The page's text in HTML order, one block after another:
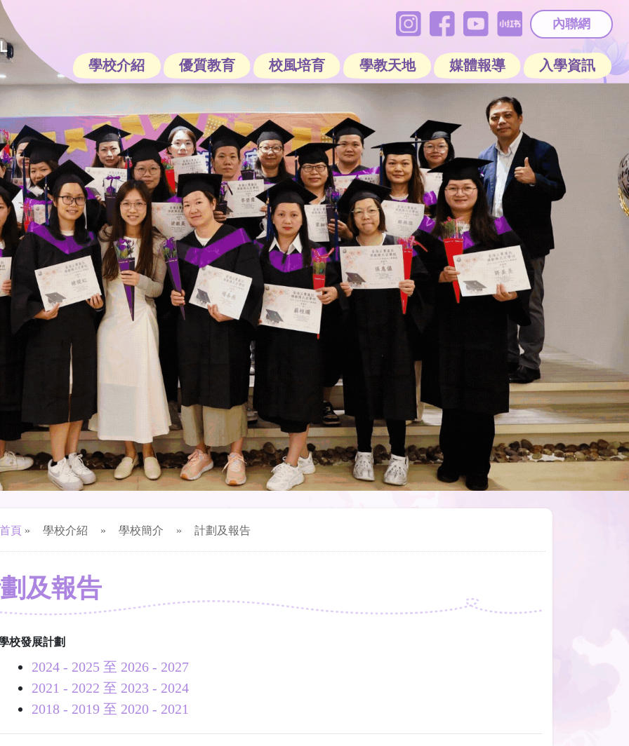
內聯網
學校介紹 優質教育 校風培育 學教天地 媒體報導 入學資訊
首頁 » 學校介紹 » 學校簡介 » 計劃及報告
及報告
校發展計劃
2024 - 2025 至 2026 - 2027
2021 - 2022 至 2023 - 2024
2018 - 2019 至 2020 - 2021